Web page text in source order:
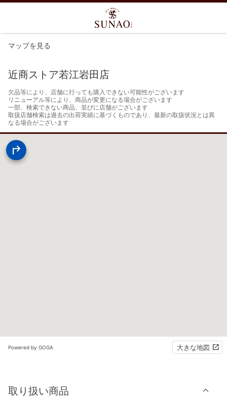
マップを見る
近商ストア若江岩田店
欠品等により、店舗に行っても購入できない可能性がございます
リニューアル等により、商品が変更になる場合がございます
一部、検索できない商品、並びに店舗がございます
取扱店舗検索は過去の出荷実績に基づくものであり、最新の取扱状況とは異
なる場合がございます
Powered by GOGA 大きな地図
取り扱い商品